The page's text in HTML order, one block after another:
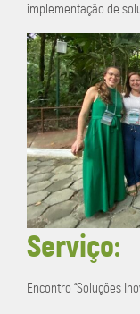
implementação de
Serviço:
Encontro “Soluções